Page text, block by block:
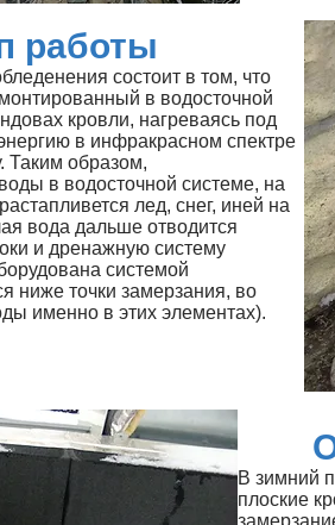
работы
состоит в том, что
в водосточной
кровли, нагреваясь под
в инфракрасном спектре
Таким образом,
в водосточной системе, на
лед, снег, иней на
вода дальше отводится
и дренажную систему
системой
ниже точки замерзания, во
именно в этих элементах).
В зимний
плоские